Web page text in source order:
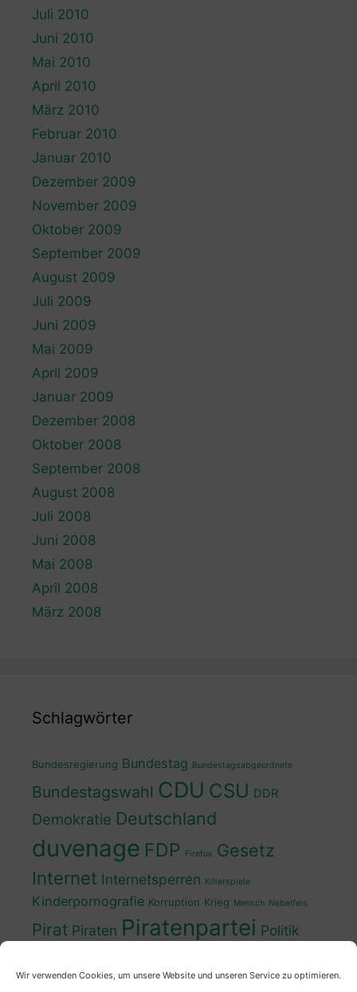
Wir verwenden Cookies, um unsere Website und unseren Service zu optimieren.
Juli 2010
Juni 2010
Mai 2010
April 2010
März 2010
Februar 2010
Januar 2010
Dezember 2009
November 2009
Oktober 2009
September 2009
August 2009
Juli 2009
Juni 2009
Mai 2009
April 2009
Januar 2009
Dezember 2008
Oktober 2008
September 2008
August 2008
Juli 2008
Juni 2008
Mai 2008
April 2008
März 2008
Schlagwörter
Bundesregierung Bundestag Bundestagsabgeordnete
Bundestagswahl CDU CSU DDR
Demokratie Deutschland
duvenage FDP Firefox Gesetz
Internet Internetsperren Killerspiele
Kinderpornografie Korruption Krieg Mensch Nebelfels
Pirat Piraten Piratenpartei Politik